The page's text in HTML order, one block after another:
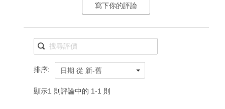
寫下你的評論
排序: 日期 從 新-舊
顯示1 則評論中的 1-1 則